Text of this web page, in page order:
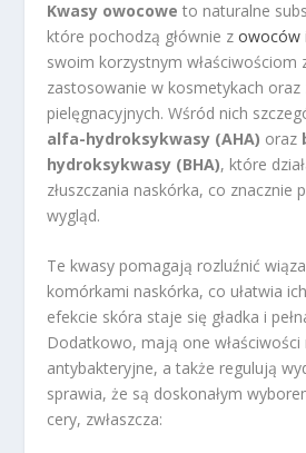
Kwasy owocowe to naturalne
które pochodzą głównie zowoców
swoim korzystnym właściwościom
zastosowanie w kosmetykach oraz
pielęgnacyjnych. Wśród nich
alfa-hydroksykwasy (AHA) oraz
hydroksykwasy (BHA), które
złuszczania naskórka, co znacznie
wygląd.
Te kwasy pomagają rozluźnić
komórkami naskórka, co ułatwia
efekcie skóra staje się gładka i
Dodatkowo, mają one
antybakteryjne, a także regulują
sprawia, że są doskonałym
cery, zwłaszcza: